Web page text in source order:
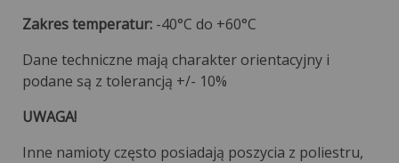
Zakres temperatur: -40°C do +60°C
Dane techniczne mają charakter orientacyjny i
podane są z tolerancją +/- 10%
UWAGA!
Inne namioty często posiadają poszycia z poliestru,